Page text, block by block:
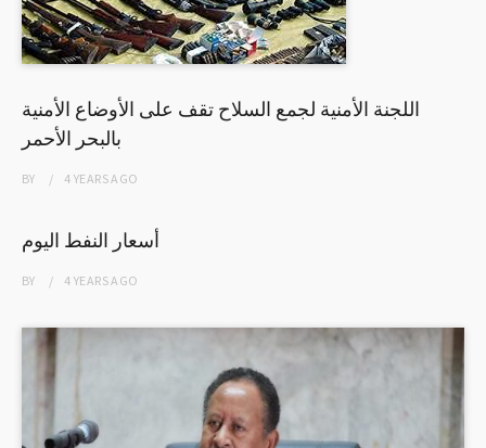
اللجنة الأمنية لجمع السلاح تقف على الأوضاع الأمنية
بالبحر الأحمر
BY 4 YEARSAGO
أسعار النفط اليوم
BY 4 YEARSAGO